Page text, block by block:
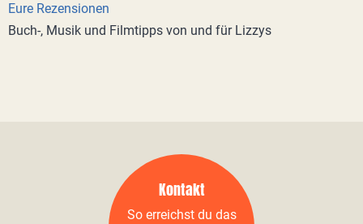
Eure Rezensionen
Buch-, Musik und Filmtipps von und für Lizzys
Kontakt
So erreichst du das